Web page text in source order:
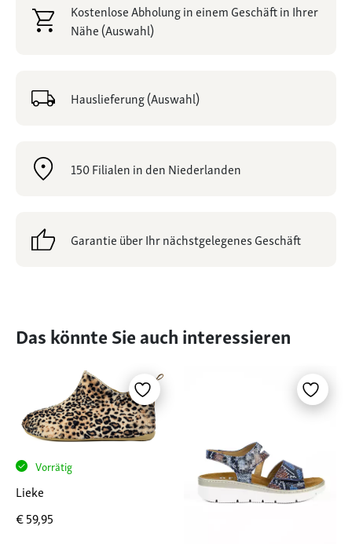
Kostenlose Abholung in einem Geschäft in Ihrer
Nähe (Auswahl)
Hauslieferung (Auswahl)
150 Filialen in den Niederlanden
Garantie über Ihr nächstgelegenes Geschäft
Das könnte Sie auch interessieren
Vorrätig
Lieke
€59,95